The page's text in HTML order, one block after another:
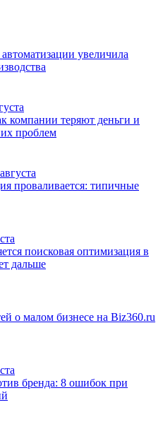
увеличила
компании теряют деньги и
проблем
проваливается: типичные
поисковая оптимизация в
дальше
о малом бизнесе на Biz360.ru
бренда: 8 ошибок при